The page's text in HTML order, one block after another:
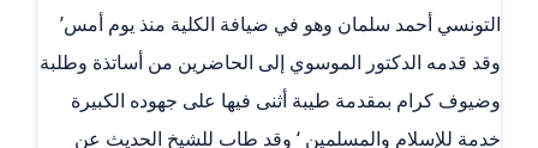
التونسي أحمد سلمان وهو في ضيافة الكلية منذ يوم أمس’
وقد قدمه الدكتور الموسوي إلى الحاضرين من أساتذة وطلبة
وضيوف كرام بمقدمة طيبة أثنى فيها على جهوده الكبيرة
خدمة للإسلام والمسلمين ‘ وقد طاب للشيخ الحديث عن